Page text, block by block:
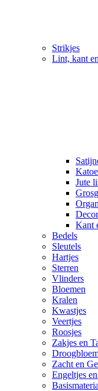
Strikjes
Lint, kant
Jute
Kant
Bedels
Sleutels
Hartjes
Sterren
Vlinders
Bloemen
Kralen
Kwastjes
Veertjes
Roosjes
Zakjes en
Zacht en
Engeltjes